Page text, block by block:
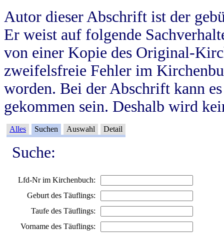
Autor dieser Abschrift ist der
Er weist auf folgende
von einer Kopie des Original-
zweifelsfreie Fehler im
worden. Bei der Abschrift kann
gekommen sein. Deshalb wird
Alles Suchen Auswahl Detail
Suche:
Lfd-Nr im Kirchenbuch:
Geburt des Täuflings:
Taufe des Täuflings:
Vorname des Täuflings: